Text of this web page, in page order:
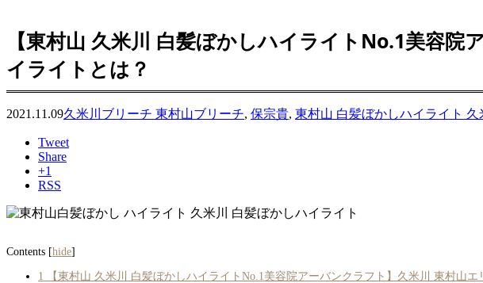
【東村山 久米川 白髪ぼかしハイライトNo.1美容
イライトとは？
2021.11.09久米川ブリーチ 東村山ブリーチ, 保宗貴, 東村山 白髪ぼかしハイライト
Tweet
Share
+1
RSS
Contents [hide]
1
【東村山 久米川 白髪ぼかしハイライトNo.1美容院アーバンクラフト】久米川 東村山